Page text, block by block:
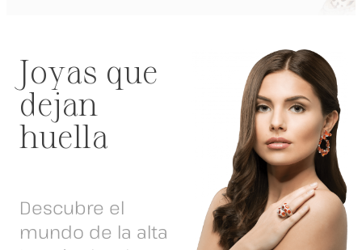
Joyas que
dejan
huella
Descubre el
mundo de la alta